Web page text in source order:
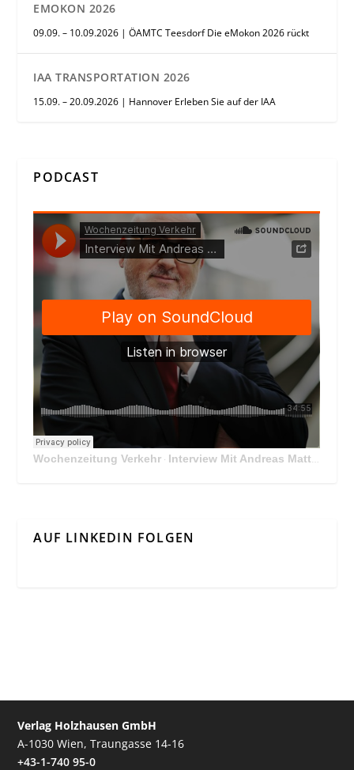
EMOKON 2026
09.09. – 10.09.2026 | ÖAMTC Teesdorf Die eMokon 2026 rückt
IAA TRANSPORTATION 2026
15.09. – 20.09.2026 | Hannover Erleben Sie auf der IAA
PODCAST
Wochenzeitung Verkehr · Interview Mit Andreas Matthä, CEO der ÖBB Holding
AUF LINKEDIN FOLGEN
Verlag Holzhausen GmbH
A-1030 Wien, Traungasse 14-16
+43-1-740 95-0